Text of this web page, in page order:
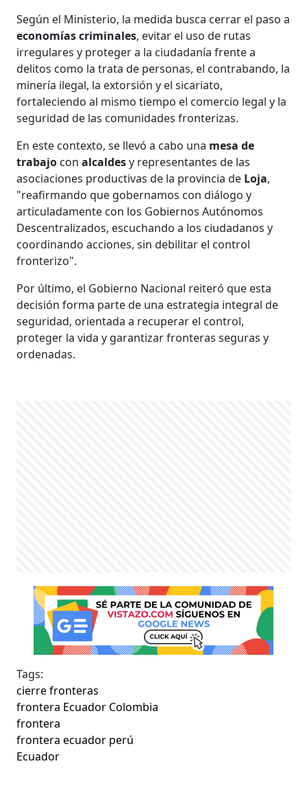
Según el Ministerio, la medida busca cerrar el paso a
economías criminales, evitar el uso de rutas
irregulares y proteger a la ciudadanía frente a
delitos como la trata de personas, el contrabando, la
minería ilegal, la extorsión y el sicariato,
fortaleciendo al mismo tiempo el comercio legal y la
seguridad de las comunidades fronterizas.
En este contexto, se llevó a cabo una mesa de
trabajo conalcaldesy representantes de las
asociaciones productivas de la provincia de Loja,
"reafirmando que gobernamos con diálogo y
articuladamente con los Gobiernos Autónomos
Descentralizados, escuchando a los ciudadanos y
coordinando acciones, sin debilitar el control
fronterizo".
Por último, el Gobierno Nacional reiteró que esta
decisión forma parte de una estrategia integral de
seguridad, orientada a recuperar el control,
proteger la vida y garantizar fronteras seguras y
ordenadas.
Tags:
cierre fronteras
frontera Ecuador Colombia
frontera
frontera ecuador perú
Ecuador